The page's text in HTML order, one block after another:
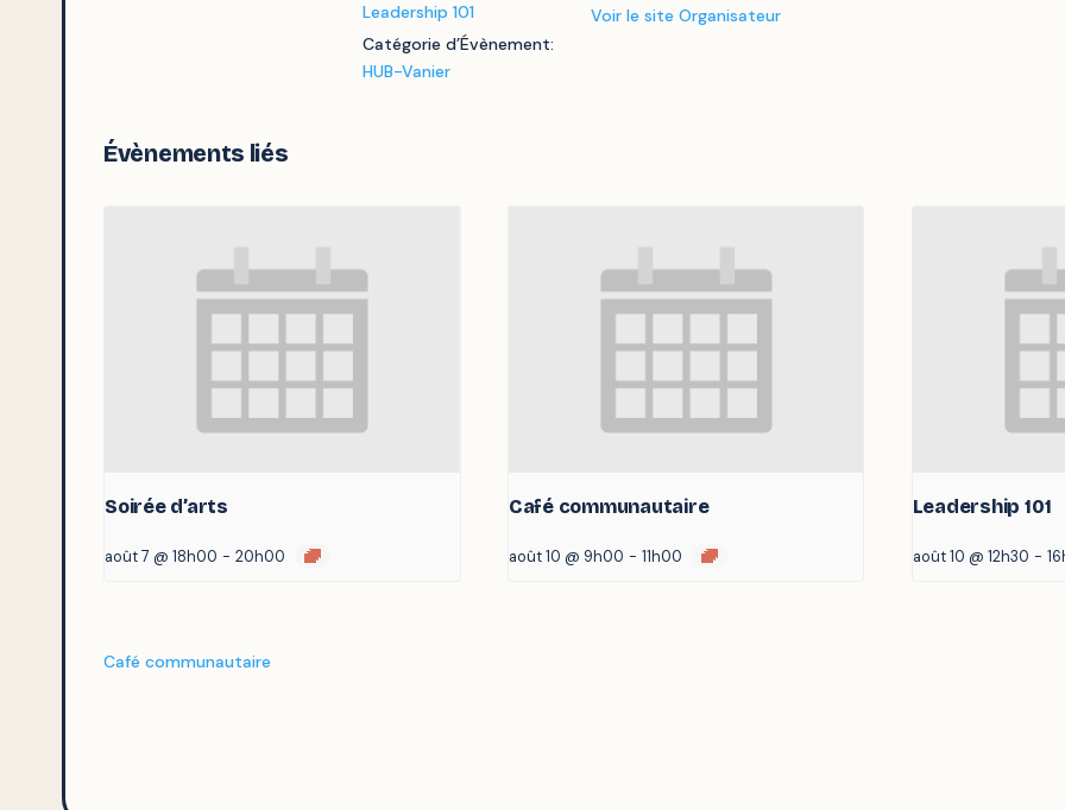
Leadership 101
Catégorie d’Évènement:
HUB-Vanier
Voir le site Organisateur
Évènements liés
Soirée d’arts
août 7 @ 18h00 - 20h00
Café communautaire
août 10 @ 9h00 - 11h00
Leadership 101
août 10 @ 12h30 -
Café communautaire